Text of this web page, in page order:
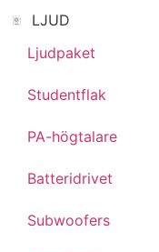
LJUD
Ljudpaket
Studentflak
PA-högtalare
Batteridrivet
Subwoofers